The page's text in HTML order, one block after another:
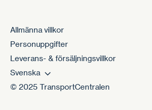
Allmänna villkor
Personuppgifter
Leverans- & försäljningsvillkor
Svenska
© 2025 TransportCentralen